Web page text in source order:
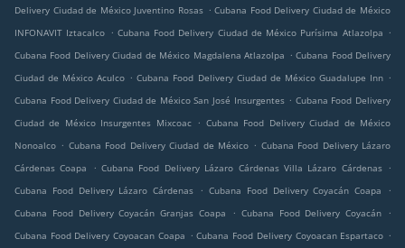
Delivery Ciudad de México Juventino Rosas . Cubana Food Delivery Ciudad de México
INFONAVIT Iztacalco . Cubana Food Delivery Ciudad de México Purísima Atlazolpa .
Cubana Food Delivery Ciudad de México Magdalena Atlazolpa . Cubana Food Delivery
Ciudad de México Aculco . Cubana Food Delivery Ciudad de México Guadalupe Inn .
Cubana Food Delivery Ciudad de México San José Insurgentes . Cubana Food Delivery
Ciudad de México Insurgentes Mixcoac . Cubana Food Delivery Ciudad de México
Nonoalco . Cubana Food Delivery Ciudad de México . Cubana Food Delivery Lázaro
Cárdenas Coapa
. Cubana Food Delivery Lázaro Cárdenas Villa Lázaro Cárdenas .
Cubana Food Delivery Lázaro Cárdenas
. Cubana Food Delivery Coyacán Coapa
.
Cubana Food Delivery Coyacán Granjas Coapa
. Cubana Food Delivery Coyacán
.
Cubana Food Delivery Coyoacan Coapa . Cubana Food Delivery Coyoacan Espartaco .